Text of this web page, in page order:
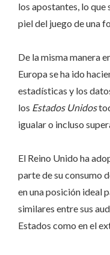
los apostantes, lo que
piel del juego de una
De la misma manera
Europa se ha ido
estadísticas y los
los Estados Unidos
igualar o incluso
El Reino Unido ha
parte de su consumo
en una posición ideal
similares entre sus
Estados como en el